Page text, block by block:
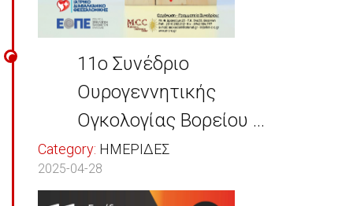
11o Συνέδριο
Ουρογεννητικής
Ογκολογίας Βορείου ...
Category: ΗΜΕΡΙΔΕΣ
2025-04-28